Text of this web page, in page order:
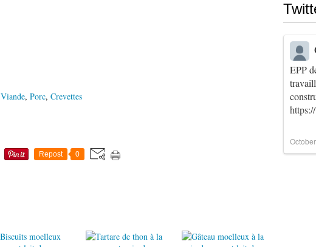
Viande, Porc, Crevettes
Repost 0
EPP